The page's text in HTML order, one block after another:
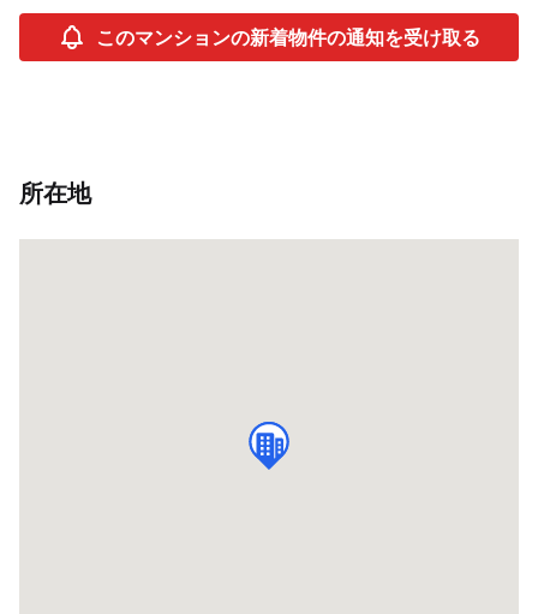
このマンションの新着物件の通知を受け取る
所在地